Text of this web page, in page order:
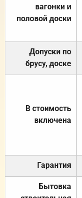
вагонки и
половой доски
Допуски по
брусу, доске
В стоимость
включена
Гарантия
Бытовка